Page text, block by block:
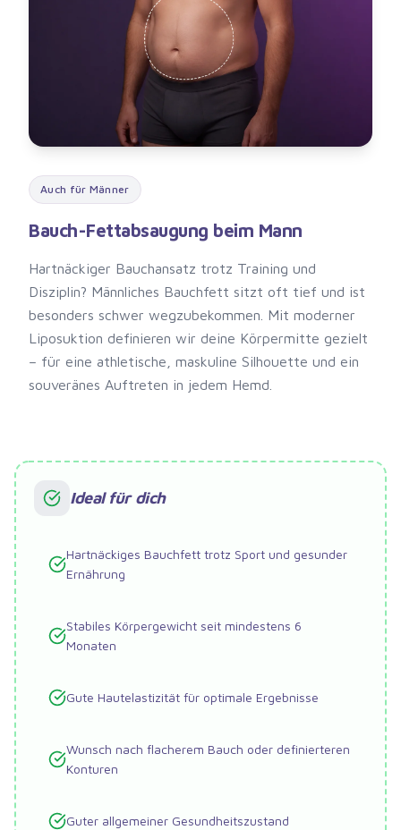
Auch für Männer
Bauch-Fettabsaugung beim Mann
Hartnäckiger Bauchansatz trotz Training und
Disziplin? Männliches Bauchfett sitzt oft tief und ist
besonders schwer wegzubekommen. Mit moderner
Liposuktion definieren wir deine Körpermitte gezielt
– für eine athletische, maskuline Silhouette und ein
souveränes Auftreten in jedem Hemd.
Ideal für dich
Hartnäckiges Bauchfett trotz Sport und gesunder
Ernährung
Stabiles Körpergewicht seit mindestens 6
Monaten
Gute Hautelastizität für optimale Ergebnisse
Wunsch nach flacherem Bauch oder definierteren
Konturen
Guter allgemeiner Gesundheitszustand